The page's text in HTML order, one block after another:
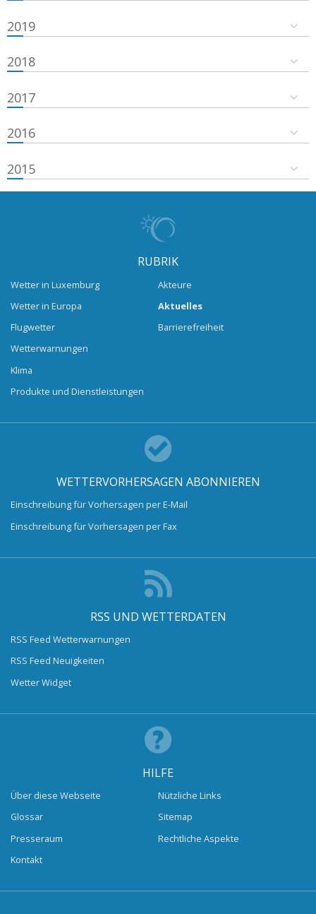
2019
2018
2017
2016
2015
RUBRIK
Wetter in Luxemburg
Wetter in Europa
Flugwetter
Wetterwarnungen
Klima
Produkte und Dienstleistungen
Akteure
Aktuelles
Barrierefreiheit
WETTERVORHERSAGEN ABONNIEREN
Einschreibung für Vorhersagen per E-Mail
Einschreibung für Vorhersagen per Fax
RSS UND WETTERDATEN
RSS Feed Wetterwarnungen
RSS Feed Neuigkeiten
Wetter Widget
HILFE
Über diese Webseite
Glossar
Presseraum
Kontakt
Nützliche Links
Sitemap
Rechtliche Aspekte